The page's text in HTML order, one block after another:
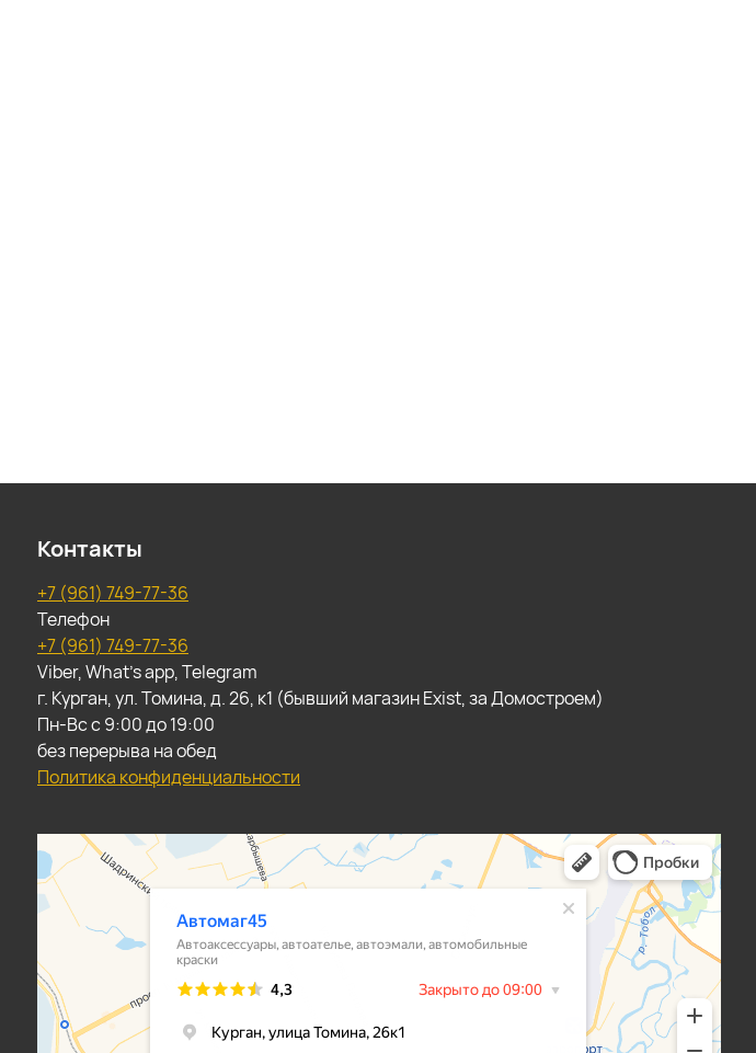
Контакты
+7 (961) 749-77-36
Телефон
+7 (961) 749-77-36
Viber, What's app, Telegram
г. Курган, ул. Томина, д. 26, к1 (бывший магазин Exist, за Домостроем)
Пн-Вс с 9:00 до 19:00
без перерыва на обед
Политика конфиденциальности